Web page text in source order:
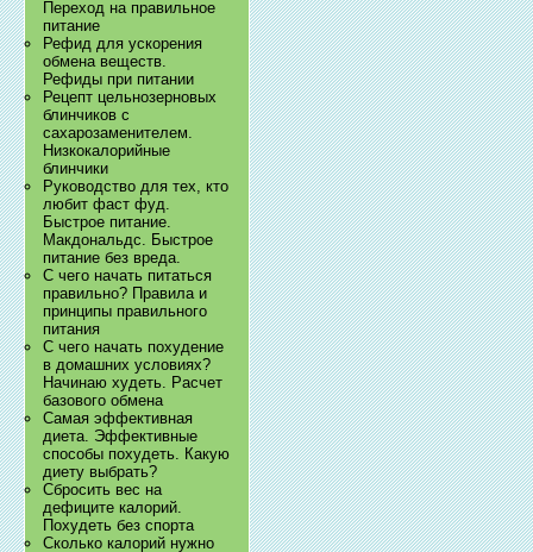
Переход на правильное
питание
Рефид для ускорения
обмена веществ.
Рефиды при питании
Рецепт цельнозерновых
блинчиков с
сахарозаменителем.
Низкокалорийные
блинчики
Руководство для тех, кто
любит фаст фуд.
Быстрое питание.
Макдональдс. Быстрое
питание без вреда.
С чего начать питаться
правильно? Правила и
принципы правильного
питания
С чего начать похудение
в домашних условиях?
Начинаю худеть. Расчет
базового обмена
Самая эффективная
диета. Эффективные
способы похудеть. Какую
диету выбрать?
Сбросить вес на
дефиците калорий.
Похудеть без спорта
Сколько калорий нужно